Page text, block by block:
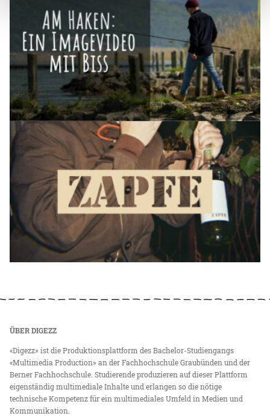
ÜBER DIGEZZ
«Digezz» ist die Produktionsplattform des Bachelor-Studiengangs
«Multimedia Production» an der Fachhochschule Graubünden und der
Berner Fachhochschule. Studierende produzieren auf dieser Plattform
eigenständig multimediale Inhalte und erlangen so die nötige
technische Kompetenz für ein multimediales Umfeld in Medien und
Kommunikation.